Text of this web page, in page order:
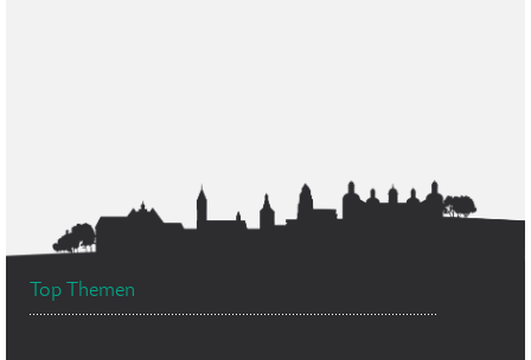
Top Themen